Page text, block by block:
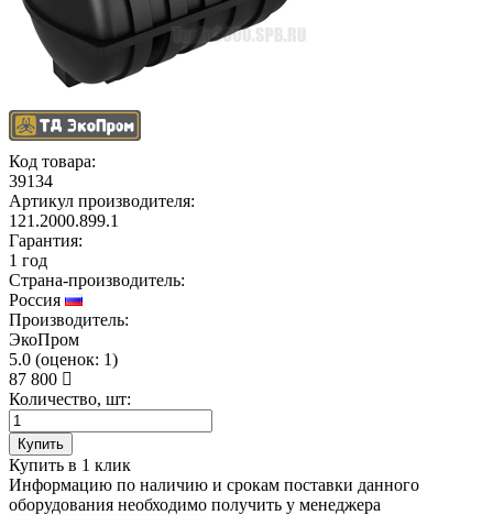
Код товара:
39134
Артикул производителя:
121.2000.899.1
Гарантия:
1 год
Страна-производитель:
Россия
Производитель:
ЭкоПром
5.0 (оценок: 1)
87 800
Количество, шт:
Купить
Купить в 1 клик
Информацию по наличию и срокам поставки данного
оборудования необходимо получить у менеджера